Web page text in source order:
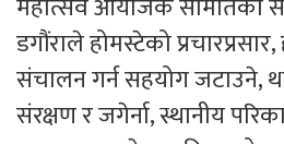
डगौंराले होमस्टेको प्रचारप्रसार,
संचालन गर्न सहयोग जटाउने,
संरक्षण र जगेर्ना, स्थानीय